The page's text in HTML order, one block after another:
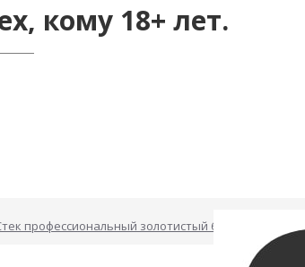
кому 18+ лет.
профессиональный золотистый 62010ars